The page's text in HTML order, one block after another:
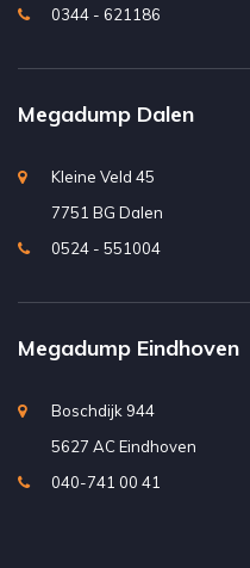
0344 - 621186
Megadump Dalen
Kleine Veld 45
7751 BG Dalen
0524 - 551004
Megadump Eindhoven
Boschdijk 944
5627 AC Eindhoven
040-741 00 41